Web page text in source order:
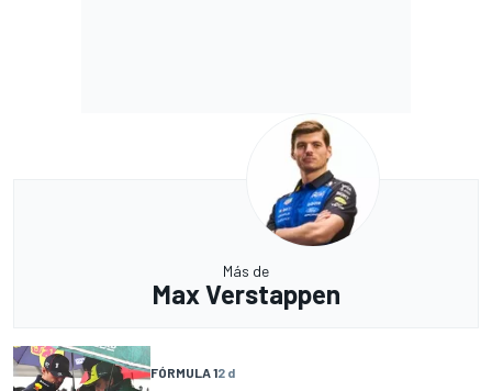
Más de
Max Verstappen
FÓRMULA 12 d